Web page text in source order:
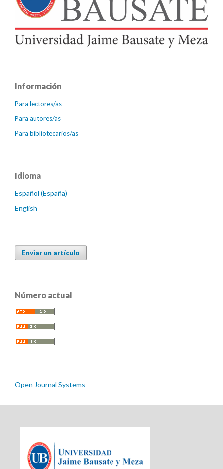
Información
Para lectores/as
Para autores/as
Para bibliotecarios/as
Idioma
Español (España)
English
Enviar un artículo
Número actual
Open Journal Systems